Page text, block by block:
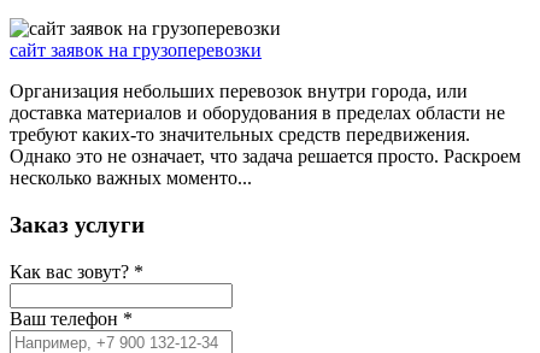
сайт заявок на грузоперевозки
Организация небольших перевозок внутри города, или
доставка материалов и оборудования в пределах области не
требуют каких-то значительных средств передвижения.
Однако это не означает, что задача решается просто. Раскроем
несколько важных моменто...
Заказ услуги
Как вас зовут? *
Ваш телефон *